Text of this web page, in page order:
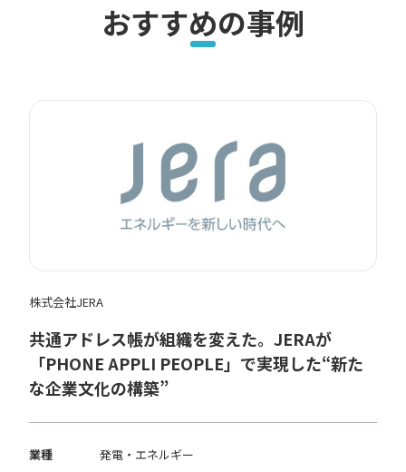
おすすめの事例
株式会社JERA
共通アドレス帳が組織を変えた。JERAが
「PHONE APPLI PEOPLE」で実現した“新た
な企業文化の構築”
業種
発電・エネルギー